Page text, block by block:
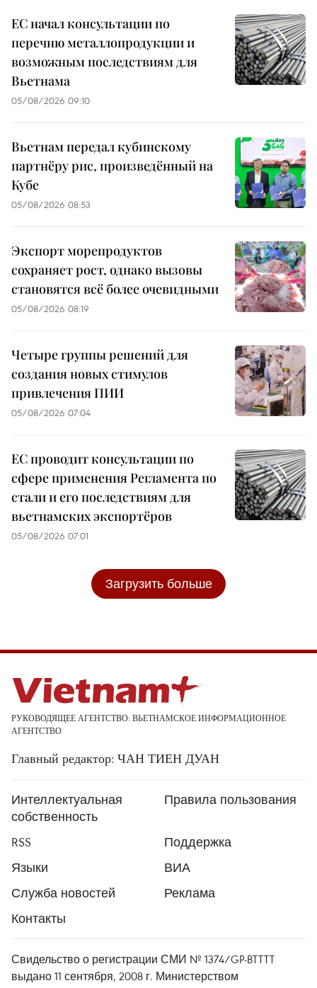
ЕС начал консультации по
перечню металлопродукции и
возможным последствиям для
Вьетнама
05/08/2026 09:10
Вьетнам передал кубинскому
партнёру рис, произведённый на
Кубе
05/08/2026 08:53
Экспорт морепродуктов
сохраняет рост, однако вызовы
становятся всё более очевидными
05/08/2026 08:19
Четыре группы решений для
создания новых стимулов
привлечения ПИИ
05/08/2026 07:04
ЕС проводит консультации по
сфере применения Регламента по
стали и его последствиям для
вьетнамских экспортёров
05/08/2026 07:01
Загрузить больше
РУКОВОДЯЩЕЕ АГЕНТСТВО: ВЬЕТНАМСКОЕ ИНФОРМАЦИОННОЕ
АГЕНТСТВО
Главный редактор: ЧАН ТИЕН ДУАН
Интеллектуальная
собственность
Правила пользования
RSS
Поддержка
Языки
ВИА
Служба новостей
Реклама
Контакты
Свидельство о регистрации СМИ № 1374/GP-BTTTT
выдано 11 сентября, 2008 г. Министерством